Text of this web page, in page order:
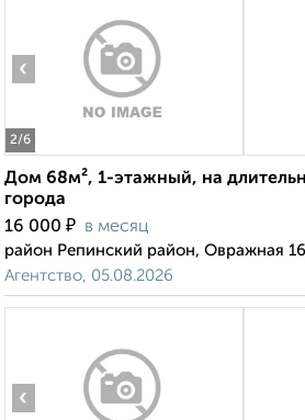
2/6
‹
Дом 68м², 1-этажный, на
города
16 000 ₽ в месяц
район Репинский район, Овражная 16
Агентство, 05.08.2026
‹